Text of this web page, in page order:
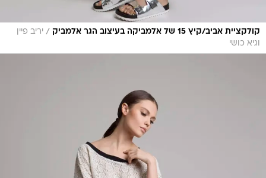
קולקציית אביב/קיץ 15 של אלמביקה בעיצוב הגר אלמביק / יריב פיין
וגיא כושי